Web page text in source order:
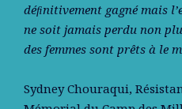
déﬁnitivement gagné mais
ne soit jamais perdu non
des femmes sont prêts à le
Sydney Chouraqui,